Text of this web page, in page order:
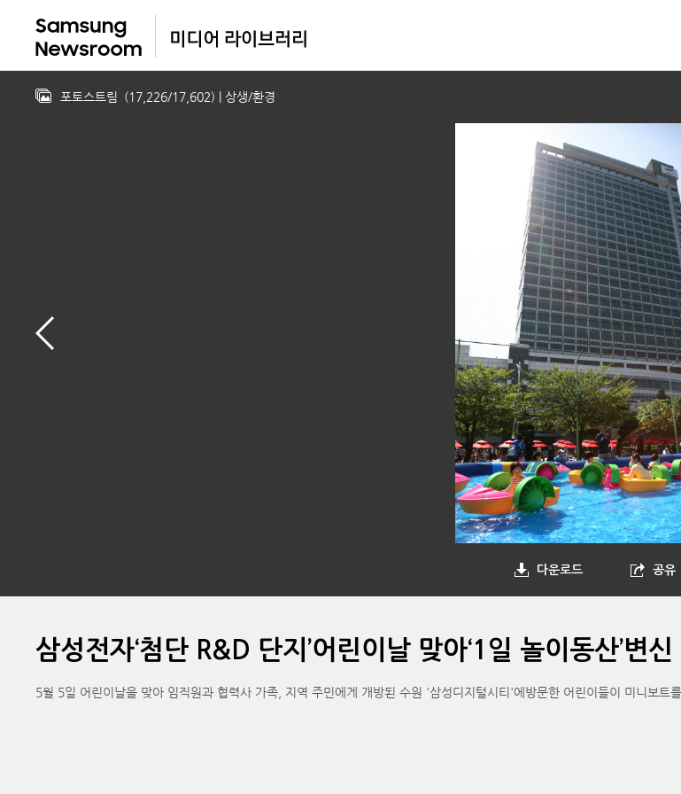
포토스트림 (17,226/17,602) | 상생/환경
다운로드 공유
삼성전자‘첨단 R&D 단지’어린이날 맞아‘1일 놀이동산’변신
5월 5일 어린이날을 맞아 임직원과 협력사 가족, 지역 주민에게 개방된 수원 '삼성디지털시티'에방문한 어린이들이 미니보트